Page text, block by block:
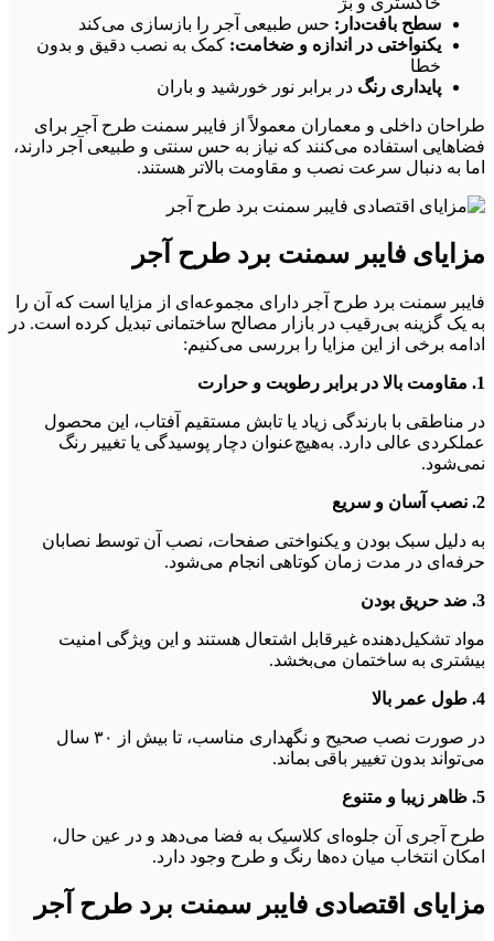
سطح بافت‌دار: حس طبیعی آجر را بازسازی می‌کند
یکنواختی در اندازه و ضخامت: کمک به نصب دقیق و بدون
خطا
پایداری رنگ در برابر نور خورشید و باران
طراحان داخلی و معماران معمولاً از فایبر سمنت طرح آجر برای
فضاهایی استفاده می‌کنند که نیاز به حس سنتی و طبیعی آجر دارند،
اما به دنبال سرعت نصب و مقاومت بالاتر هستند.
مزایای فایبر سمنت برد طرح آجر
فایبر سمنت برد طرح آجر دارای مجموعه‌ای از مزایا است که آن را
به یک گزینه بی‌رقیب در بازار مصالح ساختمانی تبدیل کرده است. در
ادامه برخی از این مزایا را بررسی می‌کنیم:
1. مقاومت بالا در برابر رطوبت و حرارت
در مناطقی با بارندگی زیاد یا تابش مستقیم آفتاب، این محصول
عملکردی عالی دارد. به‌هیچ‌عنوان دچار پوسیدگی یا تغییر رنگ
نمی‌شود.
2. نصب آسان و سریع
به دلیل سبک بودن و یکنواختی صفحات، نصب آن توسط نصابان
حرفه‌ای در مدت زمان کوتاهی انجام می‌شود.
3. ضد حریق بودن
مواد تشکیل‌دهنده غیرقابل اشتعال هستند و این ویژگی امنیت
بیشتری به ساختمان می‌بخشد.
4. طول عمر بالا
در صورت نصب صحیح و نگهداری مناسب، تا بیش از ۳۰ سال
می‌تواند بدون تغییر باقی بماند.
5. ظاهر زیبا و متنوع
طرح آجری آن جلوه‌ای کلاسیک به فضا می‌دهد و در عین حال،
امکان انتخاب میان ده‌ها رنگ و طرح وجود دارد.
مزایای اقتصادی فایبر سمنت برد طرح آجر